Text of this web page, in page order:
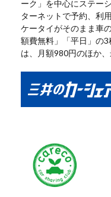
ーク」を中心にステー
ターネットで予約、利
ケータイがそのまま車
額費無料」「平日」の
は、月額980円のほか